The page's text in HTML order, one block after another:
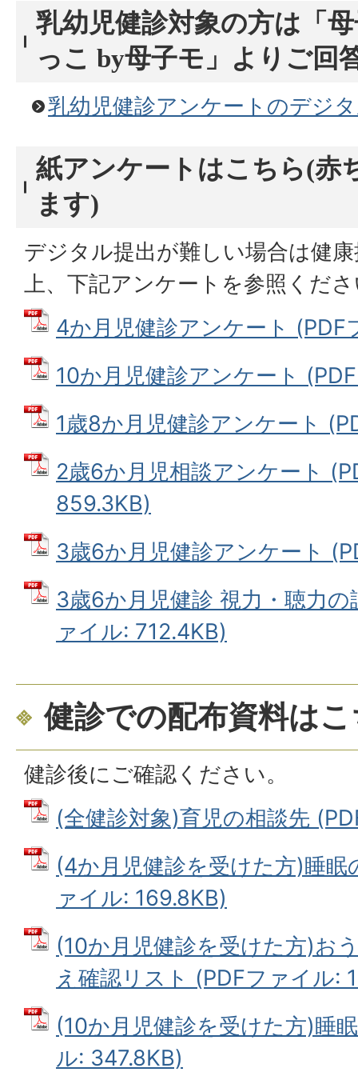
乳幼児健診対象の方は「
っこ by母子モ」よりご回
乳幼児健診アンケートのデジ
紙アンケートはこちら(赤
ます)
デジタル提出が難しい場合は健
上、下記アンケートを参照くだ
4か月児健診アンケート (PDF
10か月児健診アンケート
1歳8か月児健診アンケート
2歳6か月児相談アンケート
859.3KB)
3歳6か月児健診アンケート
3歳6か月児健診 視力・聴力
ァイル: 712.4KB)
健診での配布資料は
健診後にご確認ください。
(全健診対象)育児の相談先
(4か月児健診を受けた方)睡
ァイル: 169.8KB)
(10か月児健診を受けた方)お
え確認リスト (PDFファイル:
(10か月児健診を受けた方)睡
ル: 347.8KB)